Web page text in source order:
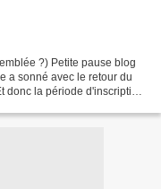
?) Petite pause blog
a sonné avec le retour du
donc la période d'inscription